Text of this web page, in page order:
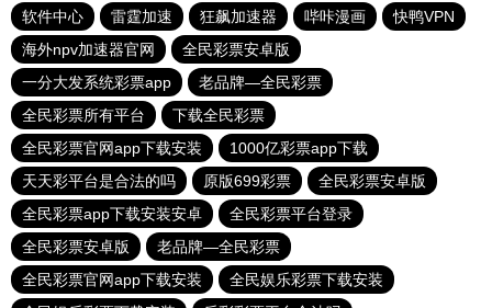
软件中心
雷霆加速 狂飙加速器 哔咔漫画
快鸭VPN
海外npv加速器官网
全民彩票安卓版
一分大发系统彩票app
老品牌—全民彩票
全民彩票所有平台
下载全民彩票
全民彩票官网app下载安装
1000亿彩票app下载
天天彩平台是合法的吗
原版699彩票
全民彩票安卓版
全民彩票app下载安装安卓
全民彩票平台登录
全民彩票安卓版
老品牌—全民彩票
全民彩票官网app下载安装
全民娱乐彩票下载安装